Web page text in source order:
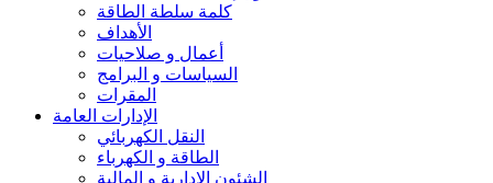
كلمة سلطة الطاقة
الأهداف
أعمال و صلاحيات
السياسات و البرامج
المقرات
الإدارات العامة
النقل الكهربائي
الطاقة و الكهرباء
الشئون الإدارية و المالية